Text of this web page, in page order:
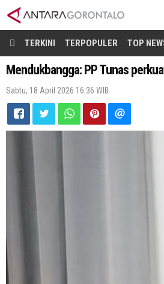
TERKINI TERPOPULER TOP
Mendukbangga: PP Tunas
Sabtu, 18 April 2026 16:36 WIB